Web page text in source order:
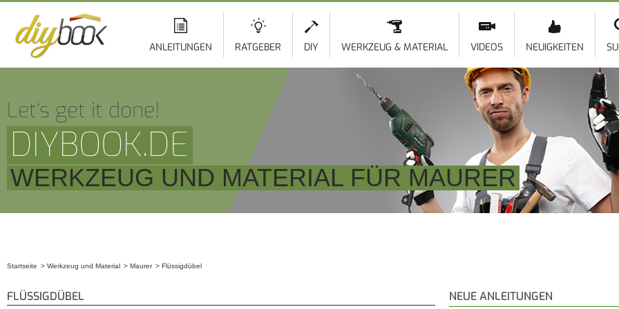
ANLEITUNGEN RATGEBER DIY WERKZEUG & MATERIAL VIDEOS NEUIGKEITEN
Let‘s get it done!
DIYBOOK.DE
WERKZEUG UND MATERIAL FÜR MAURER
Startseite Werkzeug und Material Maurer Flüssigdübel
FLÜSSIGDÜBEL NEUE ANLEITUNGEN